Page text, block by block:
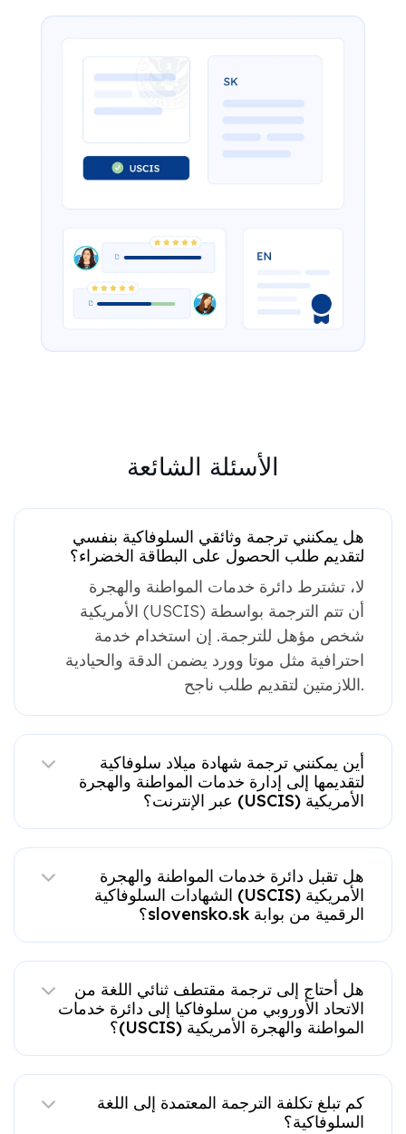
الأسئلة الشائعة
هل يمكنني ترجمة وثائقي السلوفاكية بنفسي
لتقديم طلب الحصول على البطاقة الخضراء؟
لا، تشترط دائرة خدمات المواطنة والهجرة
الأمريكية (USCIS) أن تتم الترجمة بواسطة
شخص مؤهل للترجمة. إن استخدام خدمة
احترافية مثل موتا وورد يضمن الدقة والحيادية
اللازمتين لتقديم طلب ناجح.
أين يمكنني ترجمة شهادة ميلاد سلوفاكية
لتقديمها إلى إدارة خدمات المواطنة والهجرة
الأمريكية (USCIS) عبر الإنترنت؟
هل تقبل دائرة خدمات المواطنة والهجرة
الأمريكية (USCIS) الشهادات السلوفاكية
الرقمية من بوابة slovensko.sk؟
هل أحتاج إلى ترجمة مقتطف ثنائي اللغة من
الاتحاد الأوروبي من سلوفاكيا إلى دائرة خدمات
المواطنة والهجرة الأمريكية (USCIS)؟
كم تبلغ تكلفة الترجمة المعتمدة إلى اللغة
السلوفاكية؟